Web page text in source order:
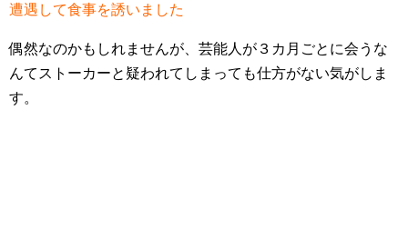
遭遇して食事を誘いました
偶然なのかもしれませんが、芸能人が３カ月ごとに会うな
んてストーカーと疑われてしまっても仕方がない気がしま
す。